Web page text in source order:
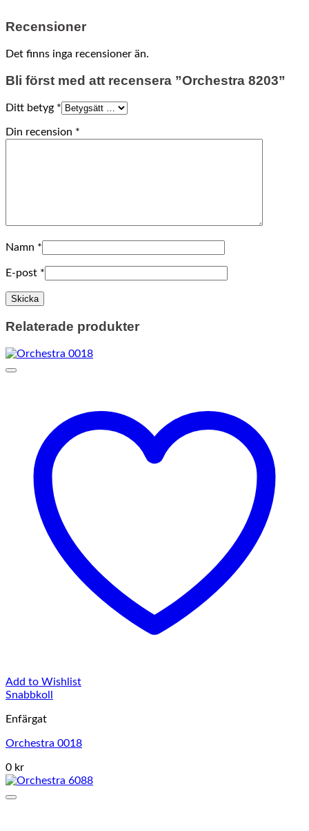
Recensioner
Det finns inga recensioner än.
Bli först med att recensera ”Orchestra 8203”
Ditt betyg *
Din recension *
Namn *
E-post *
Relaterade produkter
Add to Wishlist
Snabbkoll
Enfärgat
Orchestra 0018
0 kr